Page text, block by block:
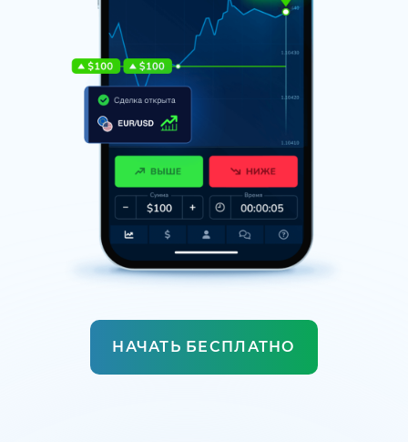
НАЧАТЬ БЕСПЛАТНО